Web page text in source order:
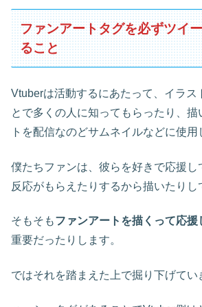
ファンアートタグを必ずツイ
ること
Vtuberは活動するにあたって、イラス
とで多くの人に知ってもらったり、描
トを配信なのどサムネイルなどに使用
僕たちファンは、彼らを好きで応援し
反応がもらえたりするから描いたりし
そもそもファンアートを描くって応援
重要だったりします。
ではそれを踏まえた上で掘り下げてい